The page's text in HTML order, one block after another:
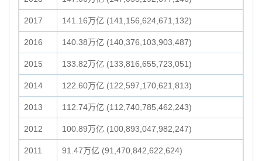
2017 141.16万亿 (141,156,624,671,132)
2016 140.38万亿 (140,376,103,903,487)
2015 133.82万亿 (133,816,655,723,051)
2014 122.60万亿 (122,597,170,621,813)
2013 112.74万亿 (112,740,785,462,243)
2012 100.89万亿 (100,893,047,982,247)
2011 91.47万亿 (91,470,842,622,624)